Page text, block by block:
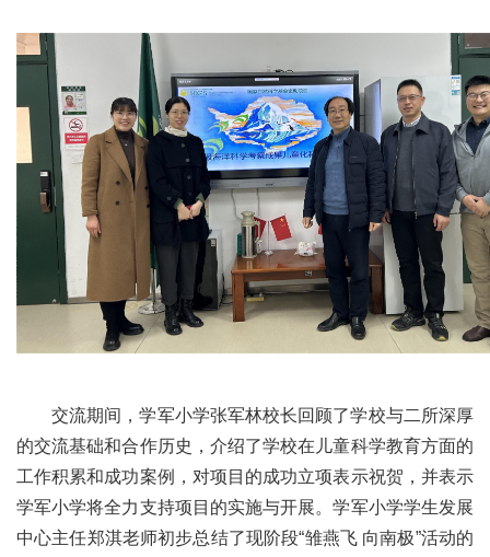
交流期间，学军小学张军林校长回顾了学校与二所深厚
的交流基础和合作历史，介绍了学校在儿童科学教育方面的
工作积累和成功案例，对项目的成功立项表示祝贺，并表示
学军小学将全力支持项目的实施与开展。学军小学学生发展
中心主任郑淇老师初步总结了现阶段“雏燕飞 向南极”活动的